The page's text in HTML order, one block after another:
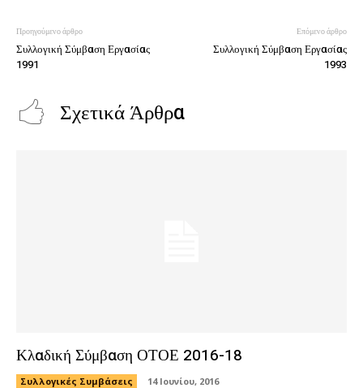
Προηγούμενο άρθρο
Συλλογική Σύμβαση Εργασίας
1991
Επόμενο άρθρο
Συλλογική Σύμβαση Εργασίας
1993
Σχετικά Άρθρα
Κλαδική Σύμβαση ΟΤΟΕ 2016-18
Συλλογικές Συμβάσεις 14 Ιουνίου, 2016